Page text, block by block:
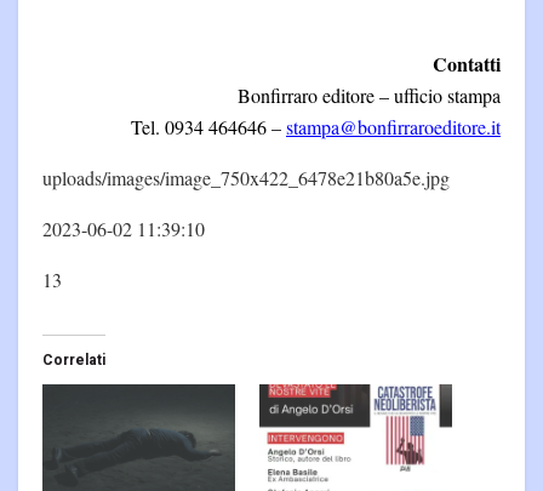
Contatti
Bonfirraro editore – ufficio stampa
Tel. 0934 464646 –stampa@bonfirraroeditore.it
uploads/images/image_750x422_6478e21b80a5e.jpg
2023-06-02 11:39:10
13
Correlati